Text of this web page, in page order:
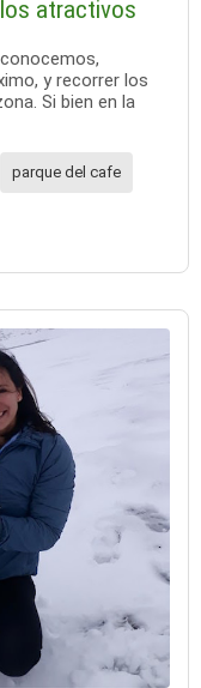
atractivos
y recorrer los
Si bien en la
parque del cafe